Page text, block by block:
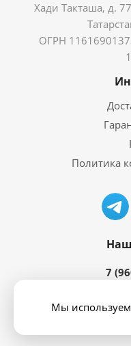
Хади Такташа, д.
ОГРН
Политика
7
Мы используем